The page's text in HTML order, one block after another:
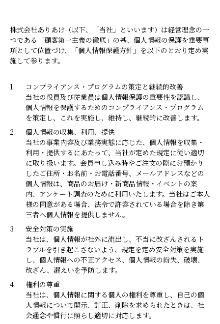
株式会社ありあけ（以下、「当社」といいます）は経営理念の一
つである「顧客第一主義の徹底」の基、個人情報の保護を重要事
項として位置づけ、「個人情報保護方針」を以下のとおり定め実
施して参ります。
1.
コンプライアンス・プログラムの策定と継続的改善
当社の役員及び従業員は個人情報保護の重要性を認識し、
個人情報を保護するためのコンプライアンス・プログラム
を策定し、これを実施し、維持し、継続的に改善します。
2.
個人情報の収集、利用、提供
当社の事業内容及び業務実態に応じた、個人情報を収集・
利用・提供するにあたって、当社が定めた規定に従い適切
に取り扱います。会員申し込み時やご注文の際にお預かり
したご住所・お名前・お電話番号、メールアドレスなどの
個人情報は、商品のお届け・新商品情報・イベントの案
内、アンケート調査のために利用いたします。当社はご本人
様の同意がある場合、法令で許容されている場合を除き第
三者へ個人情報を提供しません。
3.
安全対策の実施
当社は、個人情報が社外に流出し、不当に改ざんされるト
ラブルを引き起こさないよう、規定を定め安全対策を実施
し、個人情報への不正アクセス、個人情報の紛失、破壊、
改ざん、漏えいを予防します。
4.
権利の尊重
当社は、個人情報に関する個人の権利を尊重し、自己の個
人情報について開示、訂正、削除を求められたときは、社
会通念や慣行に照らし適切に対応します。